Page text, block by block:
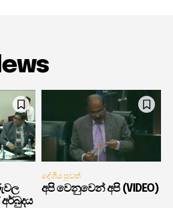
දේශීය පුවත්
අපි වෙනුවෙන් අපි (VIDEO)